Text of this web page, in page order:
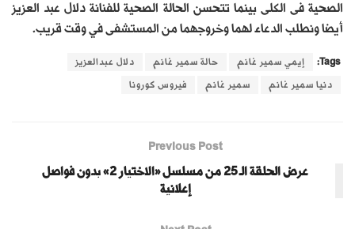
الصحية فى الكلى بينما تتحسن الحالة الصحية للفنانة دلال عبد العزيز
أيضا ونطلب الدعاء لهما وخروجهما من المستشفى في وقت قريب.
Tags: إيمي سمير غانم حالة سمير غانم دلال عبدالعزيز
دنيا سمير غانم سمير غانم فيروس كورونا
Previous Post
عرض الحلقة الـ 25 من مسلسل «الاختيار 2» بدون فواصل
إعلانية